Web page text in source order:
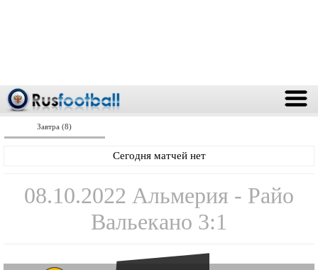
Завтра (8)
Сегодня матчей нет
08.10.2022 Альмерия - Райо
Вальекано 3:1